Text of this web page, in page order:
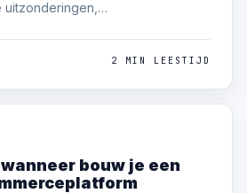
escalatiepad — geen open
2 MIN LEESTIJD
bouw je een